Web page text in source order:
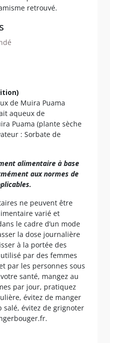
retrouvé.
de Muira Puama
aqueux de
Puama (plante sèche
: Sorbate de
alimentaire à base
aux normes de
ne peuvent être
varié et
le cadre d’un mode
la dose journalière
à la portée des
par des femmes
par les personnes sous
santé, mangez au
par jour, pratiquez
évitez de manger
évitez de grignoter